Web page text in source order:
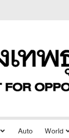
Auto World